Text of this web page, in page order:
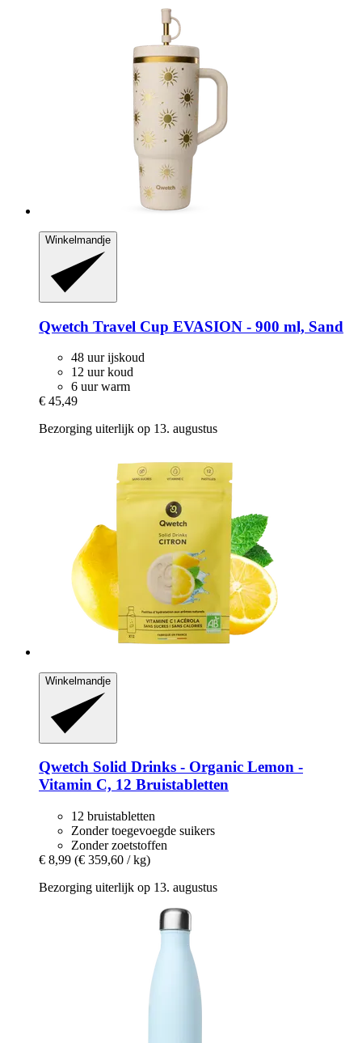
Winkelmandje
Qwetch Travel Cup EVASION -​ 900 ml, Sand
48 uur ijskoud
12 uur koud
6 uur warm
€ 45,49
Bezorging uiterlijk op 13. augustus
Winkelmandje
Qwetch Solid Drinks -​ Organic Lemon -​
Vitamin C, 12 Bruistabletten
12 bruistabletten
Zonder toegevoegde suikers
Zonder zoetstoffen
€ 8,99 (€ 359,60 / kg)
Bezorging uiterlijk op 13. augustus